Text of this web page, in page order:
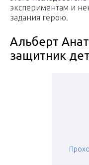
экспериментам и
задания герою.
Альберт
защитник